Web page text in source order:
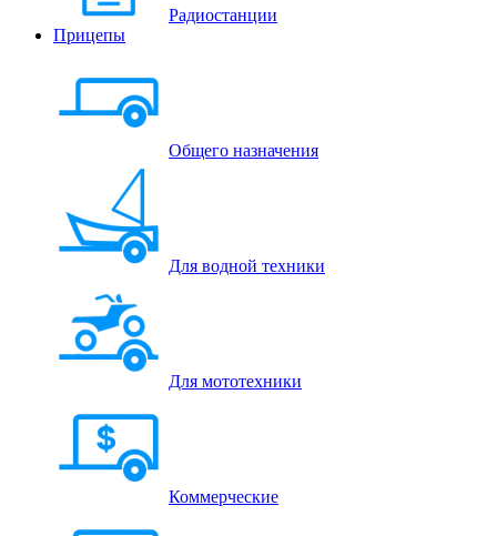
Радиостанции
Прицепы
Общего назначения
Для водной техники
Для мототехники
Коммерческие